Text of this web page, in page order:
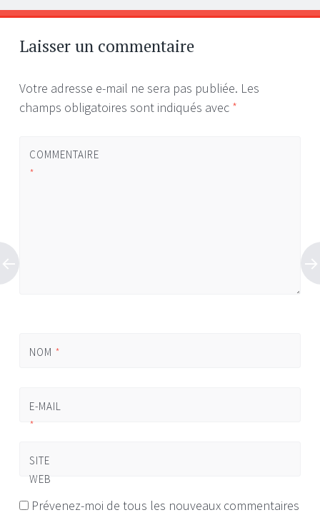
Navigation
des
articles
←
→
Laisser un commentaire
Votre adresse e-mail ne sera pas publiée. Les
champs obligatoires sont indiqués avec *
COMMENTAIRE
*
NOM *
E-MAIL
*
SITE
WEB
Prévenez-moi de tous les nouveaux commentaires